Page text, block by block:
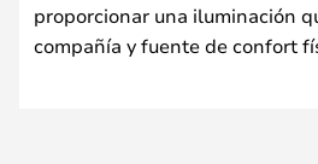
proporcionar una iluminación
compañía y fuente de confort